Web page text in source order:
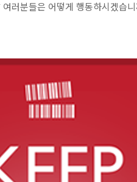
러분들은 어떻게 행동하시겠습